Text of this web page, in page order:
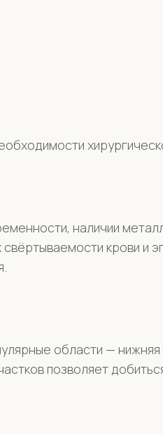
наличии
крови и
области — нижняя
позволяет